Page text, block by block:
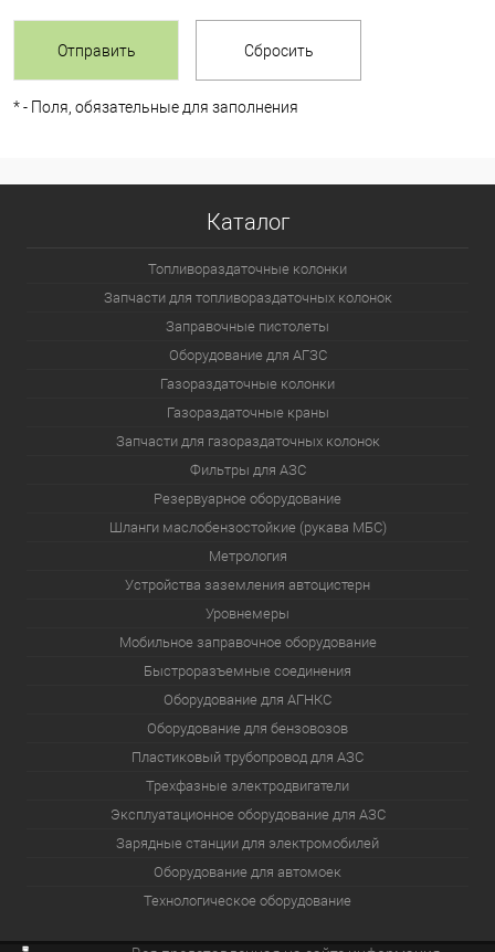
*- Поля, обязательные для заполнения
Каталог
Топливораздаточные колонки
Запчасти для топливораздаточных колонок
Заправочные пистолеты
Оборудование для АГЗС
Газораздаточные колонки
Газораздаточные краны
Запчасти для газораздаточных колонок
Фильтры для АЗС
Резервуарное оборудование
Шланги маслобензостойкие (рукава МБС)
Метрология
Устройства заземления автоцистерн
Уровнемеры
Мобильное заправочное оборудование
Быстроразъемные соединения
Оборудование для АГНКС
Оборудование для бензовозов
Пластиковый трубопровод для АЗС
Трехфазные электродвигатели
Эксплуатационное оборудование для АЗС
Зарядные станции для электромобилей
Оборудование для автомоек
Технологическое оборудование